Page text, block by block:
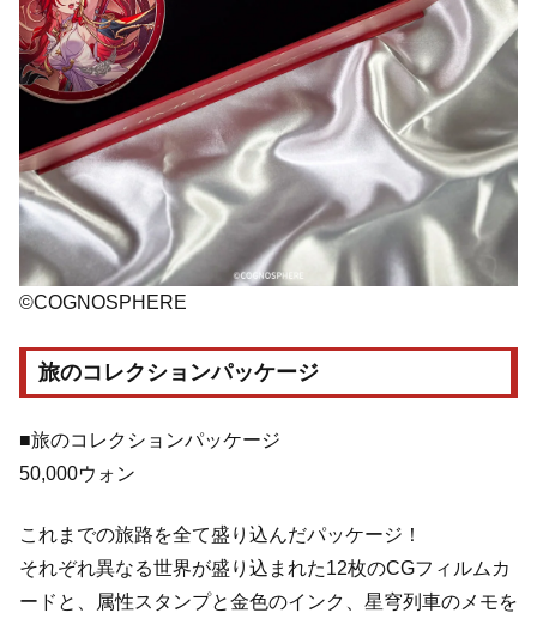
©COGNOSPHERE
旅のコレクションパッケージ
■旅のコレクションパッケージ
50,000ウォン
これまでの旅路を全て盛り込んだパッケージ！
それぞれ異なる世界が盛り込まれた12枚のCGフィルムカ
ードと、属性スタンプと金色のインク、星穹列車のメモを